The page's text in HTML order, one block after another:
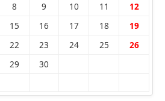
8 9 10 11 12
15 16 17 18 19
22 23 24 25 26
29 30